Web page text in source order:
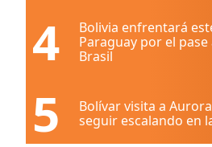
4
Bolivia enfrentará
Paraguay por el
Brasil
5
Bolívar visita a
seguir escalando en